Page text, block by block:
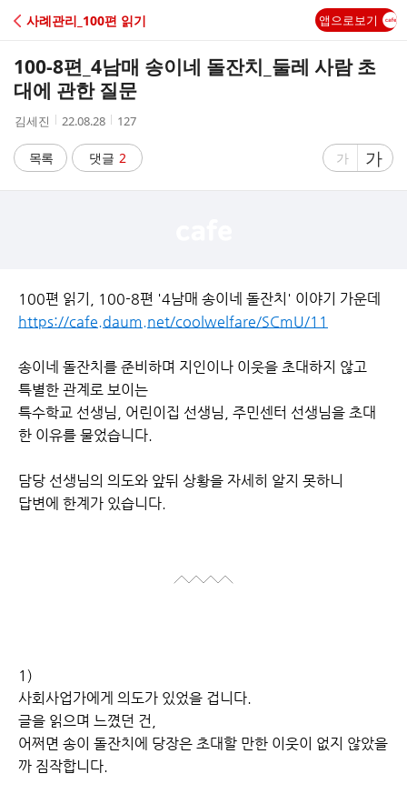
C
A
사례관리_100편 읽기 앱으로보기
100-8편_4남매 송이네 돌잔치_둘레 사람 초
대에 관한 질문
작
자
김세진
작
시
간
22.08.28
조
수
127
목록 댓글 2
글
게
가
글
자
게
가
100편 읽기, 100-8편 '4남매 송이네 돌잔치' 이야기 가운데
https://cafe.daum.net/coolwelfare/SCmU/11
송이네 돌잔치를 준비하며 지인이나 이웃을 초대하지 않고
특별한 관계로 보이는
특수학교 선생님, 어린이집 선생님, 주민센터 선생님을 초대
한 이유를 물었습니다.
담당 선생님의 의도와 앞뒤 상황을 자세히 알지 못하니
답변에 한계가 있습니다.
1)
사회사업가에게 의도가 있었을 겁니다.
글을 읽으며 느꼈던 건,
어쩌면 송이 돌잔치에 당장은 초대할 만한 이웃이 없지 않았을
까 짐작합니다.